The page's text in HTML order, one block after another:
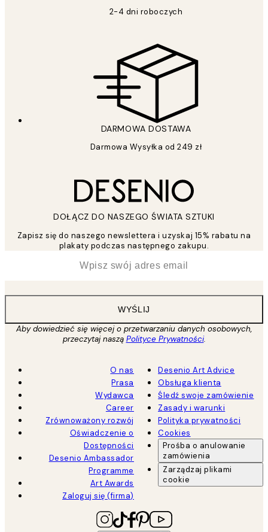
2-4 dni roboczych
DARMOWA DOSTAWA
Darmowa Wysyłka od 249 zł
DOŁĄCZ DO NASZEGO ŚWIATA SZTUKI
Zapisz się do naszego newslettera i uzyskaj 15% rabatu na
plakaty podczas następnego zakupu.
WYŚLIJ
Aby dowiedzieć się więcej o przetwarzaniu danych osobowych,
przeczytaj naszą Polityce Prywatności.
O nas
Prasa
Wydawca
Career
Zrównoważony rozwój
Oświadczenie o
Dostępności
Desenio Ambassador
Programme
Art Awards
Zaloguj się (firma)
Desenio Art Advice
Obsługa klienta
Śledź swoje zamówienie
Zasady i warunki
Polityka prywatności
Cookies
Prośba o anulowanie
zamówienia
Zarządzaj plikami
cookie